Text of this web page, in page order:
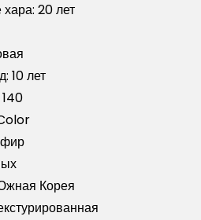
хара: 20 лет
10 лет
Корея